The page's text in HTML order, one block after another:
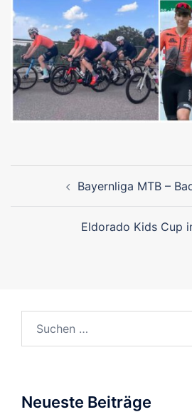
Bayernliga MTB –
Eldorado Kids Cup
Neueste Beiträge